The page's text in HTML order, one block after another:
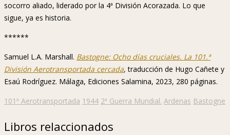
socorro aliado, liderado por la 4ª División Acorazada. Lo que
sigue, ya es historia.
******
Samuel L.A. Marshall. Bastogne: Ocho días cruciales. La 101.ª
División Aerotransportada cercada,traducción de Hugo Cañete y
Esaú Rodríguez. Málaga, Ediciones Salamina, 2023, 280 páginas.
101ª Aerotransportada 1944 2ª Guerra Mundial. Ardenas Bastogne
Libros relaccionados